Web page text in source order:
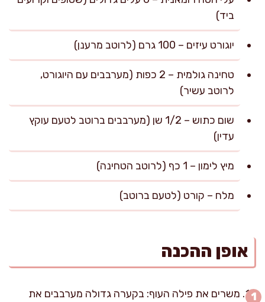
ביד)
יוגורט עיזים – 100 גרם (לרוטב מרענן)
טחינה גולמית – 2 כפות (מערבבים עם היוגורט,
לרוטב עשיר)
שום כתוש – 1/2 שן (מערבבים ברוטב לטעם עוקץ
עדין)
מיץ לימון – 1 כף (לרוטב הטחינה)
מלח – קורט (לטעם ברוטב)
אופן ההכנה
משרים את פילה העוף: בקערה גדולה מערבבים את